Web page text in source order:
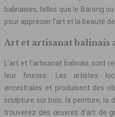
balinaises, telles que le Barong
pour apprécier l’art et la beauté de
Art et artisanat balinais
L’art et l’artisanat balinais sont
leur finesse. Les artistes
ancestrales et produisent des
sculpture sur bois, la peinture, la
trouverez des œuvres d’art de